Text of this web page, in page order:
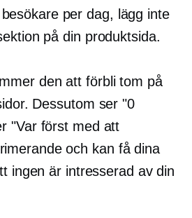
per dag, lägg inte
på din produktsida.
den att förbli tom på
Dessutom ser "0
"Var först med att
och kan få dina
ingen är intresserad av din